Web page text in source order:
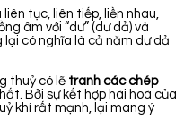
liên tục, liên tiếp, liền nhau,
âm với “dư” (dư dả) và
lại có nghĩa là cả năm dư dả
thuỷ có lẽ tranh các chép
Bởi sự kết hợp hài hoà của
khí rất mạnh, lại mang ý